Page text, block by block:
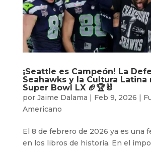
¡Seattle es Campeón! La
Seahawks y la Cultura Latina
Super Bowl LX 🏈🏆🐰
por Jaime Dalama | Feb 9, 2026 |
Americano
El 8 de febrero de 2026 ya es una
en los libros de historia. En el